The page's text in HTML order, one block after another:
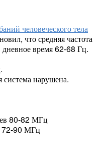
человеческого тела
что средняя частота
дневное время 62-68 Гц.
система нарушена.
80-82 МГц
72-90 МГц